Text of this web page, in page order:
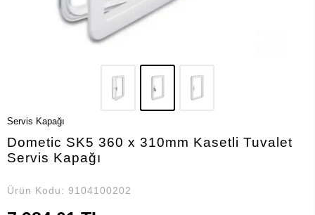
Servis Kapağı
Dometic SK5 360 x 310mm Kasetli Tuvalet
Servis Kapağı
Ürün Kodu: 9104100202